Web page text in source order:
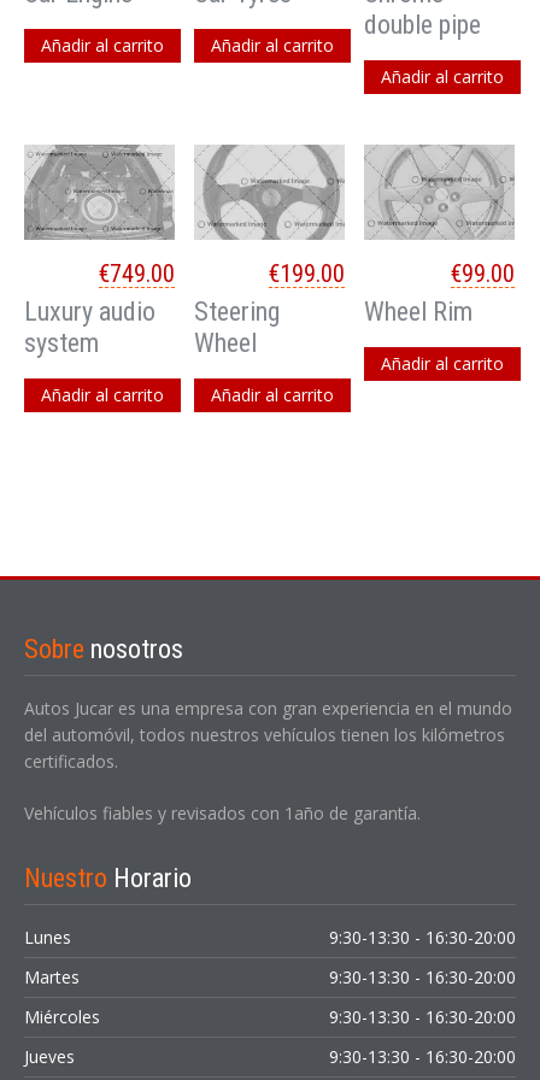
Añadir al carrito Añadir al carrito
double pipe
Añadir al carrito
€749.00
Luxury audio
system
Añadir al carrito
€199.00
Steering
Wheel
Añadir al carrito
€99.00
Wheel Rim
Añadir al carrito
Sobre nosotros
Autos Jucar es una empresa con gran experiencia en el mundo
del automóvil, todos nuestros vehículos tienen los kilómetros
certificados.
Vehículos fiables y revisados con 1año de garantía.
Nuestro Horario
Lunes
9:30-13:30 - 16:30-20:00
Martes
9:30-13:30 - 16:30-20:00
Miércoles
9:30-13:30 - 16:30-20:00
Jueves
9:30-13:30 - 16:30-20:00